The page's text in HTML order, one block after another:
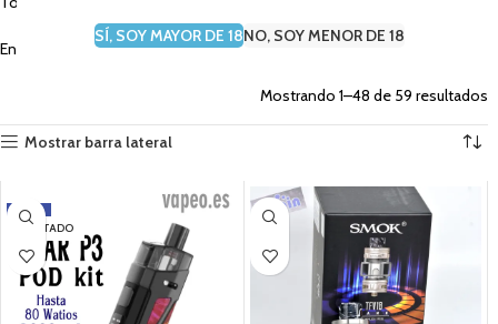
SÍ, SOY MAYOR DE 18NO, SOY MENOR DE 18
Encuentra el modelo deSmokque necesitas para tu vapeador.
Mostrando 1–48 de 59 resultados
Mostrar barra lateral
-11%
AGOTADO